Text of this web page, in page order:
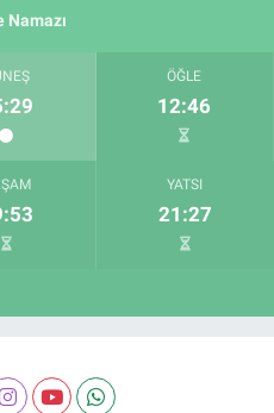
Namazı
ÖĞLE
12:46
YATSI
21:27